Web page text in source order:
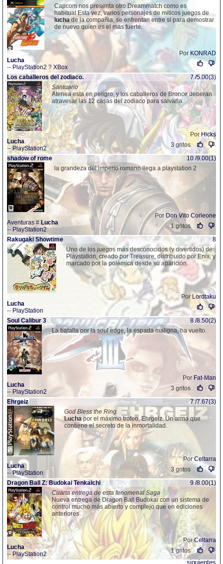
Capcom nos presenta otro Dreammatch como es
habitual.Esta vez, varios personajes de miticos juegos de
luchade la compañia, se enfrentan entre si para demostrar
de nuevo quien es el mas fuerte.
Por KONRAD
Lucha
-- PlayStation2 ? XBox
Los caballeros del zodiaco.
7 /5.00(3)
Santuario
Atenea esta en peligro, y los caballeros de Bronce deberan
atravesar las 12 casas del zodiaco para salvarla.
PorHicks
Lucha
-- PlayStation2
3 gritos
shadow of rome
10 /9.00(1)
la grandeza del imperio romano llega a playstation 2
Por Don Vito Corleone
Aventuras # Lucha
-- PlayStation2
1 gritos
Rakugaki Showtime
8
Uno de los juegos más desconocidos (y divertidos) de
Playstation, creado por Treasure, distribuido por Enix, y
marcado por la polémica desde su aparición.
Por Lordtaku
Lucha
-- PlayStation
Soul Calibur 3
8 /8.50(2)
La batalla por la soul edge, la espada maligna, ha vuelto.
Por Fat-Man
Lucha
-- PlayStation2
3 gritos
Ehrgeiz
7 /7.67(3)
God Bless the Ring
Luchapor el máximo trofeo, Ehrgeiz. Un arma que
contiene el secreto de la inmortalidad.
PorCeltarra
Lucha
-- PlayStation
3 gritos
Dragon Ball Z: Budokai Tenkaichi
9 /8.00(1)
Cuarta entrega de esta fenomenal Saga
Nueva entrega de Dragon Ball Budokai con un sistema de
control mucho más abierto y complejo que en ediciones
anteriores.
PorCeltarra
Lucha
-- PlayStation2 1 gritos
siguientes